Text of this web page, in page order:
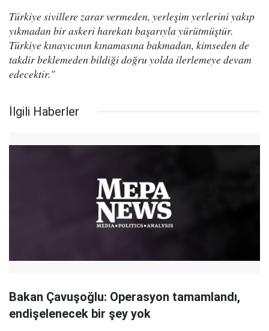
Türkiye sivillere zarar vermeden, yerleşim yerlerini yakıp
yıkmadan bir askeri harekatı başarıyla yürütmüştür.
Türkiye kınayıcının kınamasına bakmadan, kimseden de
takdir beklemeden bildiği doğru yolda ilerlemeye devam
edecektir."
İlgili Haberler
Bakan Çavuşoğlu: Operasyon tamamlandı,
endişelenecek bir şey yok